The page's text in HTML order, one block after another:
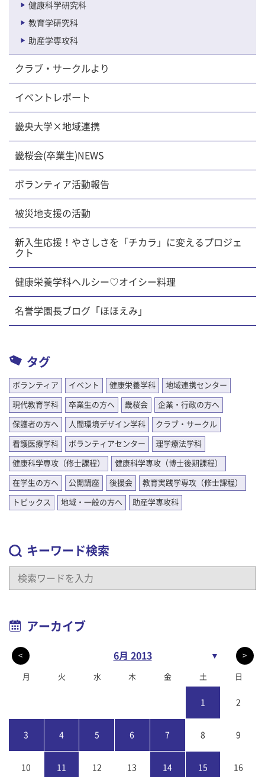
健康科学研究科
教育学研究科
助産学専攻科
クラブ・サークルより
イベントレポート
畿央大学×地域連携
畿桜会(卒業生)NEWS
ボランティア活動報告
被災地支援の活動
新入生応援！やさしさを「チカラ」に変えるプロジェ
クト
健康栄養学科ヘルシー♡オイシー料理
名誉学園長ブログ「ほほえみ」
タグ
ボランティア イベント 健康栄養学科 地域連携センター
現代教育学科 卒業生の方へ 畿桜会 企業・行政の方へ
保護者の方へ 人間環境デザイン学科 クラブ・サークル
看護医療学科 ボランティアセンター 理学療法学科
健康科学専攻（修士課程） 健康科学専攻（博士後期課程）
在学生の方へ 公開講座 後援会 教育実践学専攻（修士課程）
トピックス 地域・一般の方へ 助産学専攻科
キーワード検索
アーカイブ
< 6月 2013 ▼ >
月 火 水 木 金 土 日
1 2
3 4 5 6 7 8 9
10 11 12 13 14 15 16